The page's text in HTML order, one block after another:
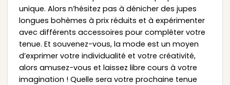
unique. Alors n’hésitez pas à dénicher des jupes
longues bohèmes à prix réduits et à expérimenter
avec différents accessoires pour compléter votre
tenue. Et souvenez-vous, la mode est un moyen
d’exprimer votre individualité et votre créativité,
alors amusez-vous et laissez libre cours à votre
imagination ! Quelle sera votre prochaine tenue